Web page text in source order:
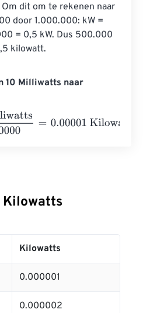
dit om te rekenen naar
door 1.000.000: kW =
= 0,5 kW. Dus 500.000
kilowatt.
10 Milliwatts naar
1000000 0.00001 Kilowatts
Kilowatts
0.000001
0.000002